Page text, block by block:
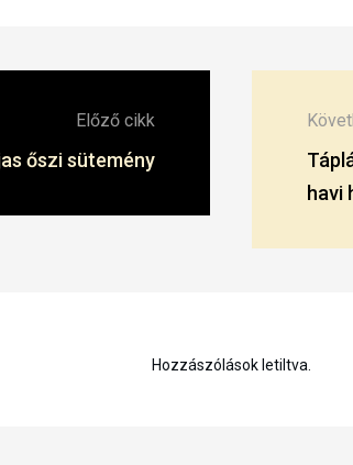
Előző cikk
őszi sütemény
havi
Hozzászólások letiltva.